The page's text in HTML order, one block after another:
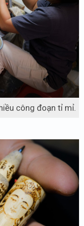
công đoạn tỉ mỉ.